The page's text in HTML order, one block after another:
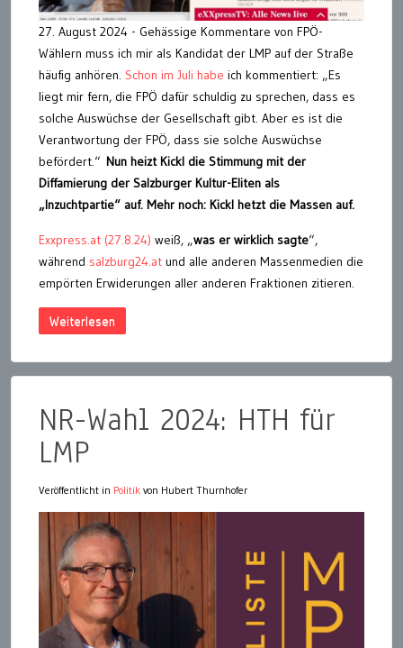
27. August 2024 - Gehässige Kommentare von FPÖ-
Wählern muss ich mir als Kandidat der LMP auf der Straße
häufig anhören. Schon im Juli habe ich kommentiert: „Es
liegt mir fern, die FPÖ dafür schuldig zu sprechen, dass es
solche Auswüchse der Gesellschaft gibt. Aber es ist die
Verantwortung der FPÖ, dass sie solche Auswüchse
befördert.“ Nun heizt Kickl die Stimmung mit der
Diffamierung der Salzburger Kultur-Eliten als
„Inzuchtpartie“ auf. Mehr noch: Kickl hetzt die Massen auf.
Exxpress.at (27.8.24) weiß, „was er wirklich sagte“,
während salzburg24.at und alle anderen Massenmedien die
empörten Erwiderungen aller anderen Fraktionen zitieren.
Weiterlesen
NR-Wahl 2024: HTH für
LMP
Veröffentlicht in Politik von Hubert Thurnhofer